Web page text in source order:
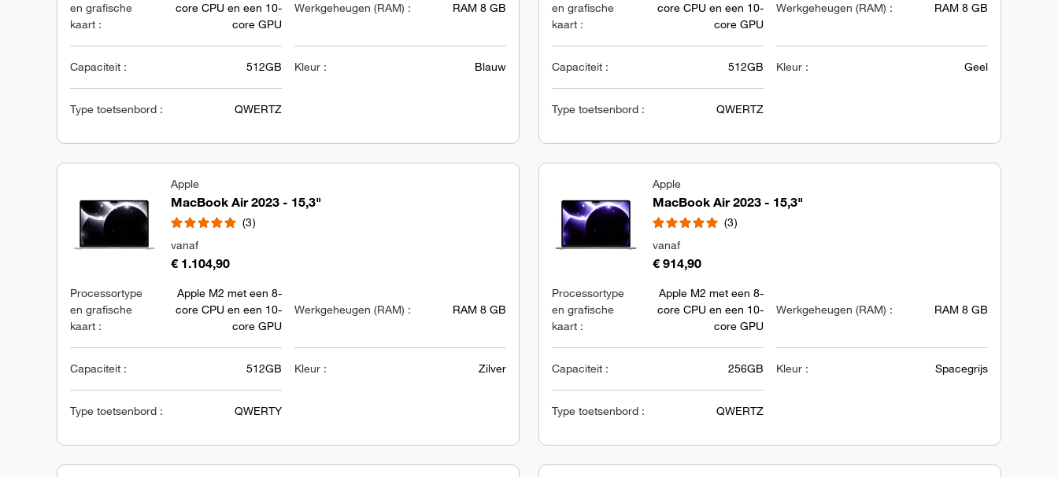
en grafische
kaart :
core CPU en een 10-
core GPU
Werkgeheugen (RAM) : RAM 8 GB
Capaciteit : 512GB Kleur : Blauw
Type toetsenbord : QWERTZ
en grafische
kaart :
core CPU en een 10-
core GPU
Werkgeheugen (RAM) : RAM 8 GB
Capaciteit : 512GB Kleur : Geel
Type toetsenbord : QWERTZ
Apple
MacBook Air 2023 - 15,3"
3
vanaf
€ 1.104,90
Processortype
en grafische
kaart :
Apple M2 met een 8-
core CPU en een 10-
core GPU
Werkgeheugen (RAM) : RAM 8 GB
Capaciteit : 512GB Kleur : Zilver
Type toetsenbord : QWERTY
Apple
MacBook Air 2023 - 15,3"
3
vanaf
€ 914,90
Processortype
en grafische
kaart :
Apple M2 met een 8-
core CPU en een 10-
core GPU
Werkgeheugen (RAM) : RAM 8 GB
Capaciteit : 256GB Kleur : Spacegrijs
Type toetsenbord : QWERTZ